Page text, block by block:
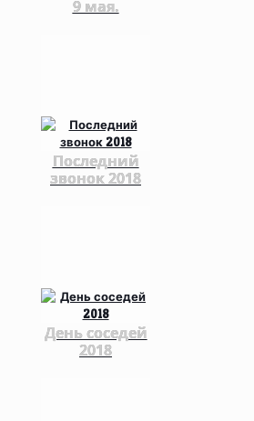
9 мая.
Последний
звонок 2018
День соседей
2018